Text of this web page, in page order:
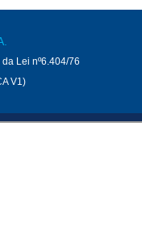
Lei nº6.404/76
V1)